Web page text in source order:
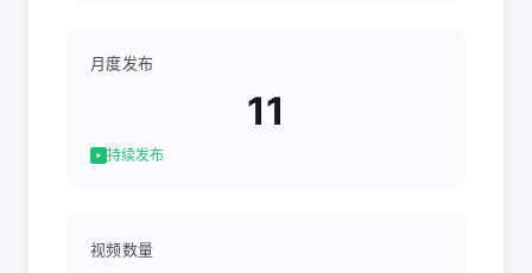
月度发布
11
持续发布
视频数量